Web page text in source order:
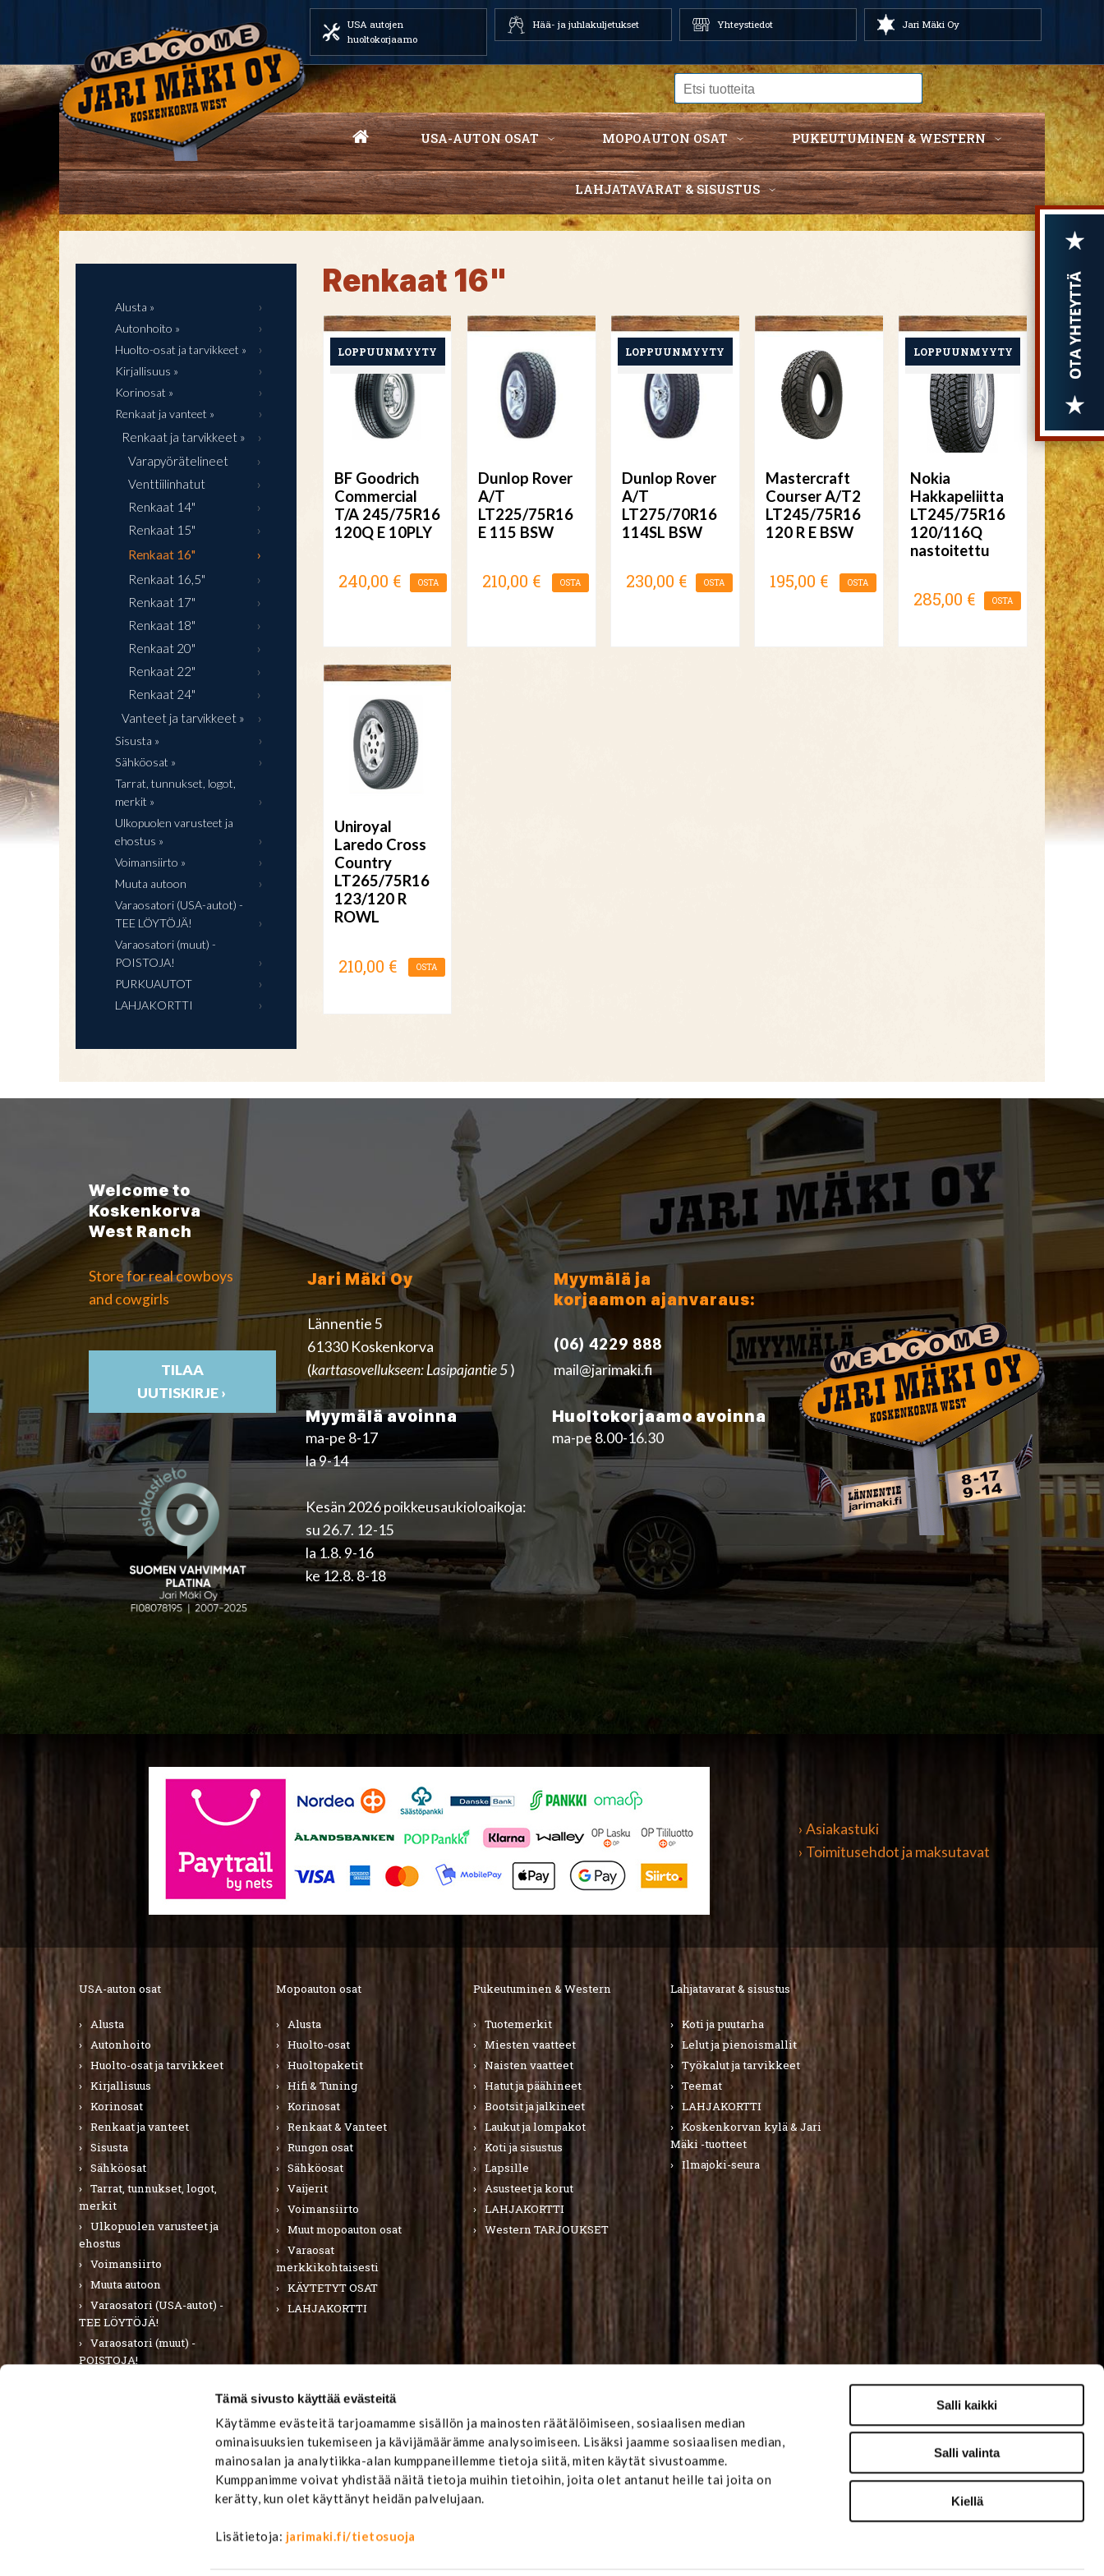
Tämä sivusto käyttää evästeitä
Käytämme evästeitä tarjoamamme sisällön ja mainosten räätälöimiseen, sosiaalisen median
ominaisuuksien tukemiseen ja kävijämäärämme analysoimiseen. Lisäksi jaamme sosiaalisen median,
mainosalan ja analytiikka-alan kumppaneillemme tietoja siitä, miten käytät sivustoamme.
Kumppanimme voivat yhdistää näitä tietoja muihin tietoihin, joita olet antanut heille tai joita on
kerätty, kun olet käyttänyt heidän palvelujaan.
Lisätietoja: jarimaki.fi/tietosuoja
Salli kaikki
Salli valinta
Kiellä
USA autojen
huoltokorjaamo
Hää- ja juhlakuljetukset Yhteystiedot Jari Mäki Oy
USA-AUTON OSAT MOPOAUTON OSAT PUKEUTUMINEN & WESTERN
LAHJATAVARAT & SISUSTUS
Alusta »
Autonhoito »
Huolto-osat ja tarvikkeet »
Kirjallisuus »
Korinosat »
Renkaat ja vanteet »
Renkaat ja tarvikkeet »
Varapyörätelineet
Venttiilinhatut
Renkaat 14"
Renkaat 15"
Renkaat 16"
Renkaat 16,5"
Renkaat 17"
Renkaat 18"
Renkaat 20"
Renkaat 22"
Renkaat 24"
Vanteet ja tarvikkeet »
Sisusta »
Sähköosat »
Tarrat, tunnukset, logot,
merkit »
Ulkopuolen varusteet ja
ehostus »
Voimansiirto »
Muuta autoon
Varaosatori (USA-autot) -
TEE LÖYTÖJÄ!
Varaosatori (muut) -
POISTOJA!
PURKUAUTOT
LAHJAKORTTI
Renkaat 16"
BF Goodrich
Commercial
T/A 245/75R16
120Q E 10PLY
240,00 € OSTA
Dunlop Rover
A/T
LT225/75R16
E 115 BSW
210,00 € OSTA
Dunlop Rover
A/T
LT275/70R16
114SL BSW
230,00 € OSTA
Mastercraft
Courser A/T2
LT245/75R16
120 R E BSW
195,00 € OSTA
Nokia
Hakkapeliitta
LT245/75R16
120/116Q
nastoitettu
285,00 € OSTA
Uniroyal
Laredo Cross
Country
LT265/75R16
123/120 R
ROWL
210,00 € OSTA
Welcome to
Koskenkorva
West Ranch
Store for real cowboys
and cowgirls
TILAA
UUTISKIRJE ›
Jari Mäki Oy
Lännentie 5
61330 Koskenkorva
(karttasovellukseen: Lasipajantie 5)
Myymälä ja
korjaamon ajanvaraus:
(06) 4229 888
mail@jarimaki.fi
Myymälä avoinna
ma-pe 8-17
la 9-14
Kesän 2026 poikkeusaukioloaikoja:
su 26.7. 12-15
la 1.8. 9-16
ke 12.8. 8-18
Huoltokorjaamo avoinna
ma-pe 8.00-16.30
› Asiakastuki
› Toimitusehdot ja maksutavat
USA-auton osat
Alusta
Autonhoito
Huolto-osat ja tarvikkeet
Kirjallisuus
Korinosat
Renkaat ja vanteet
Sisusta
Sähköosat
Tarrat, tunnukset, logot,
merkit
Ulkopuolen varusteet ja
ehostus
Voimansiirto
Muuta autoon
Varaosatori (USA-autot) -
TEE LÖYTÖJÄ!
Varaosatori (muut) -
POISTOJA!
Mopoauton osat
Alusta
Huolto-osat
Huoltopaketit
Hifi & Tuning
Korinosat
Renkaat & Vanteet
Rungon osat
Sähköosat
Vaijerit
Voimansiirto
Muut mopoauton osat
Varaosat
merkkikohtaisesti
KÄYTETYT OSAT
LAHJAKORTTI
Pukeutuminen & Western
Tuotemerkit
Miesten vaatteet
Naisten vaatteet
Hatut ja päähineet
Bootsit ja jalkineet
Laukut ja lompakot
Koti ja sisustus
Lapsille
Asusteet ja korut
LAHJAKORTTI
Western TARJOUKSET
Lahjatavarat & sisustus
Koti ja puutarha
Lelut ja pienoismallit
Työkalut ja tarvikkeet
Teemat
LAHJAKORTTI
Koskenkorvan kylä & Jari
Mäki -tuotteet
Ilmajoki-seura